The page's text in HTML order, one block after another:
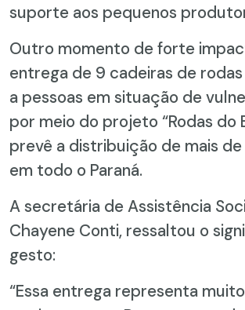
suporte aos pequenos
Outro momento de forte
entrega de 9 cadeiras de
a pessoas em situação de
por meio do projeto “Rodas do
prevê a distribuição de mais
em todo o Paraná.
A secretária de Assistência
Chayene Conti, ressaltou o
gesto:
“Essa entrega representa